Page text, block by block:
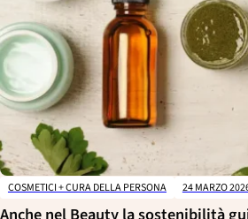
COSMETICI + CURA DELLA PERSONA 24 MARZO